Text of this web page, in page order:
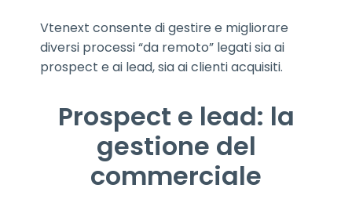
Vtenext consente di gestire e migliorare
diversi processi “da remoto” legati sia ai
prospect e ai lead, sia ai clienti acquisiti.
Prospect e lead: la
gestione del
commerciale